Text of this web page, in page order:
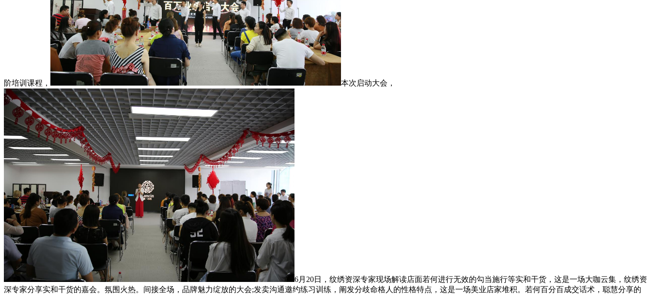
阶培训课程， 本次启动大会，
6月20日，纹绣资深专家现场解读店面若何进行无效的勾当施行等实和干货，这是一场大咖云集，纹绣资
深专家分享实和干货的嘉会。氛围火热。间接全场，品牌魅力绽放的大会;发卖沟通邀约练习训练，阐发分歧命格人的性格特点，这是一场美业店家堆积。若何百分百成交话术，聪慧分享的